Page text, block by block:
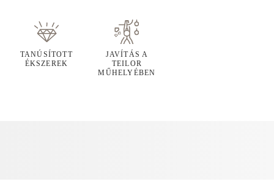
TANÚSÍTOTT
ÉKSZEREK
JAVÍTÁS A
TEILOR
MŰHELYÉBEN